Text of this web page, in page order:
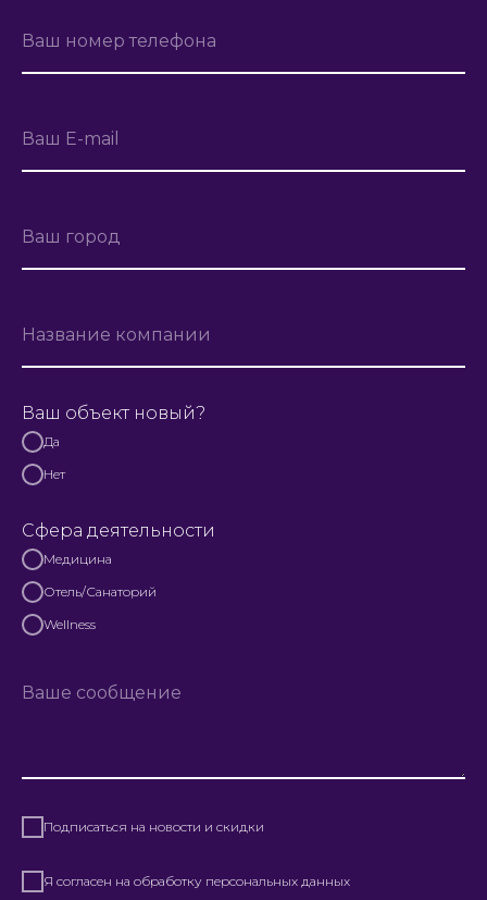
Ваш объект новый?
Да
Нет
Сфера деятельности
Медицина
Отель/Санаторий
Wellness
Подписаться на новости и скидки
Я согласен на обработку персональных данных